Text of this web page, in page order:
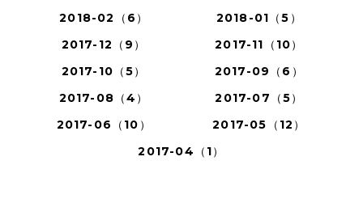
2018-02（6）
2018-01（5）
2017-12（9）
2017-11（10）
2017-10（5）
2017-09（6）
2017-08（4）
2017-07（5）
2017-06（10）
2017-05（12）
2017-04（1）